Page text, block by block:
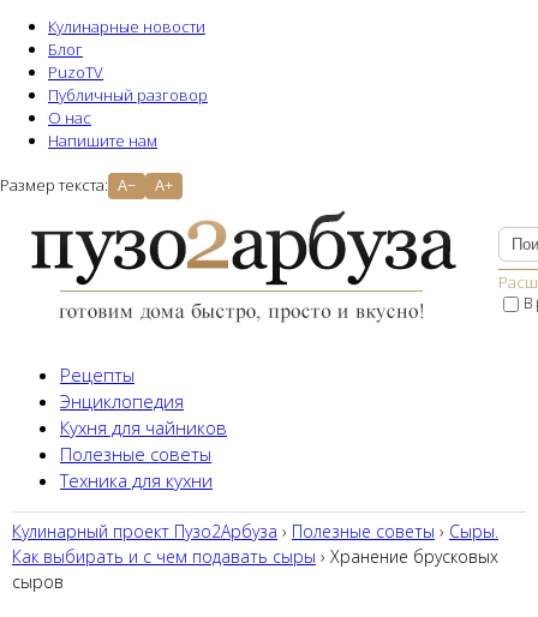
Кулинарные новости
Блог
PuzoTV
Публичный разговор
О нас
Напишите нам
Размер текста: A− A+
В
Рецепты
Энциклопедия
Кухня для чайников
Полезные советы
Техника для кухни
Кулинарный проект Пузо2Aрбуза › Полезные советы › Сыры.
Как выбирать и с чем подавать сыры › Хранение брусковых
сыров